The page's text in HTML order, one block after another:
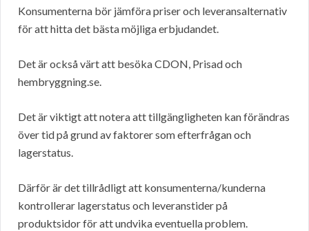
Konsumenterna bör jämföra priser och leveransalternativ
för att hitta det bästa möjliga erbjudandet.
Det är också värt att besöka CDON, Prisad och
hembryggning.se.
Det är viktigt att notera att tillgängligheten kan förändras
över tid på grund av faktorer som efterfrågan och
lagerstatus.
Därför är det tillrådligt att konsumenterna/kunderna
kontrollerar lagerstatus och leveranstider på
produktsidor för att undvika eventuella problem.